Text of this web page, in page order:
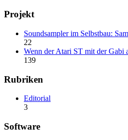
Projekt
Soundsampler im Selbstbau:
22
Wenn der Atari ST mit der Gabi
139
Rubriken
Editorial
3
Software